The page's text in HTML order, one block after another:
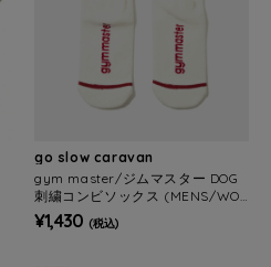
go slow caravan
gym master/ジムマスター DOG
刺繍コンビソックス (MENS/WO
MENS)
¥1,430 (税込)